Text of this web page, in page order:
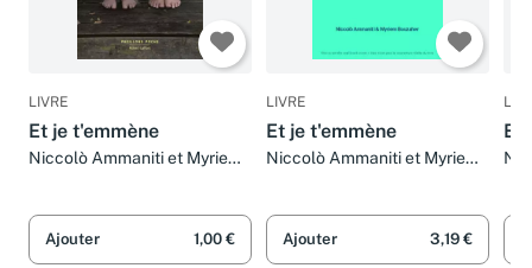
LIVRE
Et je t'emmène
Niccolò Ammaniti et Myriem
Ajouter 1,00 €
LIVRE
Et je t'emmène
Niccolò Ammaniti et Myriem
Ajouter 3,19 €
Et